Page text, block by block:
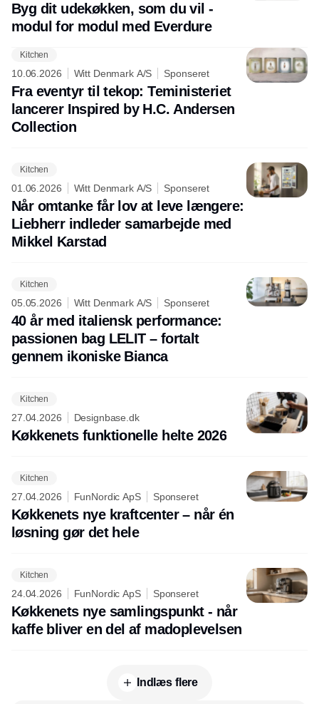
Byg dit udekøkken, som du vil -
modul for modul med Everdure
Kitchen
10.06.2026 Witt Denmark A/S Sponseret
Fra eventyr til tekop: Teministeriet
lancerer Inspired by H.C. Andersen
Collection
Kitchen
01.06.2026 Witt Denmark A/S Sponseret
Når omtanke får lov at leve længere:
Liebherr indleder samarbejde med
Mikkel Karstad
Kitchen
05.05.2026 Witt Denmark A/S Sponseret
40 år med italiensk performance:
passionen bag LELIT – fortalt
gennem ikoniske Bianca
Kitchen
27.04.2026 Designbase.dk
Køkkenets funktionelle helte 2026
Kitchen
27.04.2026 FunNordic ApS Sponseret
Køkkenets nye kraftcenter – når én
løsning gør det hele
Kitchen
24.04.2026 FunNordic ApS Sponseret
Køkkenets nye samlingspunkt - når
kaffe bliver en del af madoplevelsen
Indlæs flere